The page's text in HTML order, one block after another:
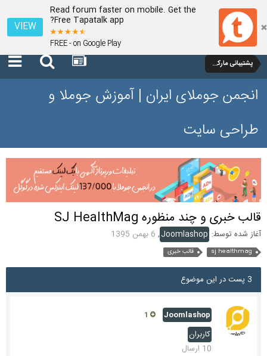
Read forum faster on mobile. Get the
Free Tapatalk app?
FREE - on Google Play
VIEW
پشتیبانی مارکت جوملا
انجمن جوملای ایران | آموزش جوملا و
طراحی سایت
قالب خبری و چند منظوره SJ HealthMag
آغاز شده توسط: Joomlashop
, 6 بهمن 1395
sj healthmag قالب خبری
3 پست در این موضوع
Joomlashop
کاربران
10 ارسال